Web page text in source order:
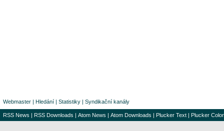
Webmaster | Hledání | Statistiky | Syndikační kanály
RSS News | RSS Downloads | Atom News | Atom Downloads | Plucker Text | Plucker Color